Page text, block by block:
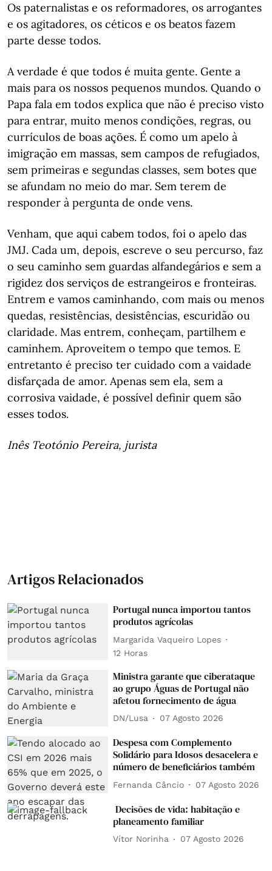
Os paternalistas e os reformadores, os arrogantes
e os agitadores, os céticos e os beatos fazem
parte desse todos.
A verdade é que todos é muita gente. Gente a
mais para os nossos pequenos mundos. Quando o
Papa fala em todos explica que não é preciso visto
para entrar, muito menos condições, regras, ou
currículos de boas ações. É como um apelo à
imigração em massas, sem campos de refugiados,
sem primeiras e segundas classes, sem botes que
se afundam no meio do mar. Sem terem de
responder à pergunta de onde vens.
Venham, que aqui cabem todos, foi o apelo das
JMJ. Cada um, depois, escreve o seu percurso, faz
o seu caminho sem guardas alfandegários e sem a
rigidez dos serviços de estrangeiros e fronteiras.
Entrem e vamos caminhando, com mais ou menos
quedas, resistências, desistências, escuridão ou
claridade. Mas entrem, conheçam, partilhem e
caminhem. Aproveitem o tempo que temos. E
entretanto é preciso ter cuidado com a vaidade
disfarçada de amor. Apenas sem ela, sem a
corrosiva vaidade, é possível definir quem são
esses todos.
Inês Teotónio Pereira, jurista
Artigos Relacionados
Portugal nunca importou tantos
produtos agrícolas
Margarida Vaqueiro Lopes
12 Horas
Ministra garante que ciberataque
ao grupo Águas de Portugal não
afetou fornecimento de água
DN/Lusa 07 Agosto 2026
Despesa com Complemento
Solidário para Idosos desacelera e
número de beneficiários também
Fernanda Câncio 07 Agosto 2026
Decisões de vida: habitação e
planeamento familiar
Vítor Norinha 07 Agosto 2026